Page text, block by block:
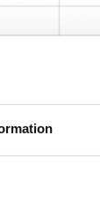
skada